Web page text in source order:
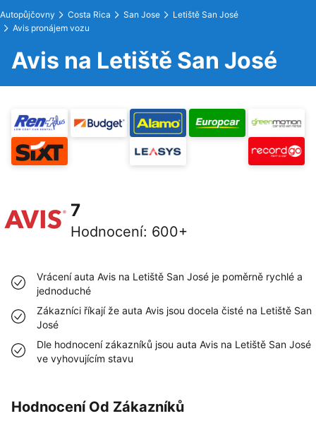
Autopůjčovny Costa Rica San Jose
Letiště San José
Avis pronájem vozu
Avis na Letiště San José
7
Hodnocení: 600+
Vrácení auta Avis na Letiště San José je poměrně rychlé a
jednoduché
Zákazníci říkají že auta Avis jsou docela čisté na Letiště San
José
Dle hodnocení zákazníků jsou auta Avis na Letiště San José
ve vyhovujícím stavu
Hodnocení Od Zákazníků